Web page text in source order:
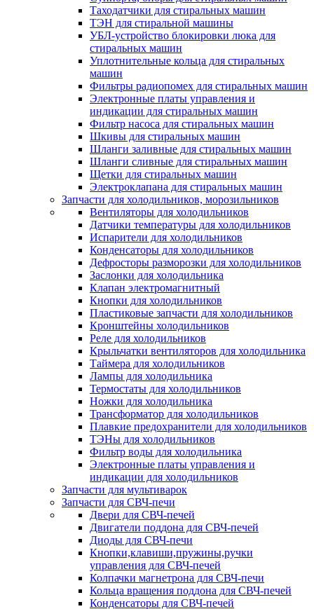
Таходатчики для стиральных машин
ТЭН для стиральной машины
УБЛ-устройство блокировки люка для
стиральных машин
Уплотнительные кольца для стиральных
машин
Фильтры радиопомех для стиральных машин
Электронные платы управления и
индикации для стиральных машин
Фильтр насоса для стиральных машин
Шкивы для стиральных машин
Шланги заливные для стиральных машин
Шланги сливные для стиральных машин
Щетки для стиральных машин
Электроклапана для стиральных машин
Запчасти для холодильников, морозильников
Вентиляторы для холодильников
Датчики температуры для холодильников
Испарители для холодильников
Конденсаторы для холодильников
Дефросторы разморозки для холодильников
Заслонки для холодильника
Клапан электромагнитный
Кнопки для холодильников
Пластиковые запчасти для холодильников
Кронштейны холодильников
Реле для холодильников
Крыльчатки вентиляторов для холодильника
Таймера для холодильников
Лампы для холодильника
Термостаты для холодильников
Ножки для холодильника
Трансформатор для холодильников
Плавкие предохранители для холодильников
ТЭНы для холодильников
Фильтр воды для холодильника
Электронные платы управления и
индикации для холодильников
Запчасти для мультиварок
Запчасти для СВЧ-печи
Двери для СВЧ-печей
Двигатели поддона для СВЧ-печей
Диоды для СВЧ-печи
Кнопки,клавиши,пружины,ручки
управления для СВЧ-печей
Колпачки магнетрона для СВЧ-печи
Кольца вращения поддона для СВЧ-печей
Конденсаторы для СВЧ-печей